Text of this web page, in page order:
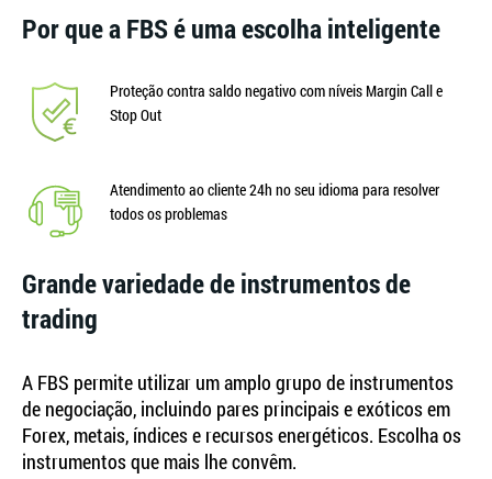
Por que a FBS é uma escolha inteligente
Proteção contra saldo negativo com níveis Margin Call e
Stop Out
Atendimento ao cliente 24h no seu idioma para resolver
todos os problemas
Grande variedade de instrumentos de
trading
A FBS permite utilizar um amplo grupo de instrumentos
de negociação, incluindo pares principais e exóticos em
Forex, metais, índices e recursos energéticos. Escolha os
instrumentos que mais lhe convêm.